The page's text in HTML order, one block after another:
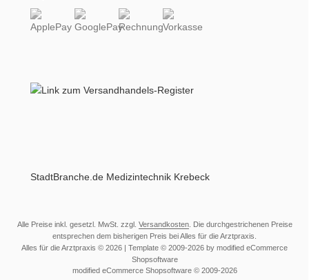
StadtBranche.de Medizintechnik Krebeck
Alle Preise inkl. gesetzl. MwSt. zzgl. Versandkosten. Die durchgestrichenen Preise
entsprechen dem bisherigen Preis bei Alles für die Arztpraxis.
Alles für die Arztpraxis © 2026 | Template © 2009-2026 by modified eCommerce
Shopsoftware
modified eCommerce Shopsoftware © 2009-2026